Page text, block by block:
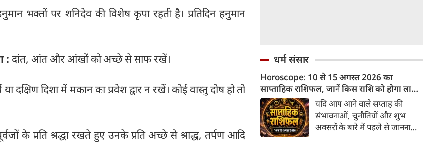
भक्तों पर शनिदेव की विशेष कृपा रहती है। प्रतिदिन हनुमान
: दांत, आंत और आंखों को अच्छे से साफ रखें।
या दक्षिण दिशा में मकान का प्रवेश द्वार न रखें। कोई वास्तु दोष हो तो
के प्रति श्रद्धा रखते हुए उनके प्रति अच्छे से श्राद्ध, तर्पण आदि
धर्म संसार
Horoscope: 10 से 15 अगस्त 2026 का
साप्ताहिक राशिफल, जानें किस राशि को होगा लाभ
और किसे नुकसानयदि आप आने वाले सप्ताह की
संभावनाओं, चुनौतियों और शुभ
अवसरों के बारे में पहले से जानना